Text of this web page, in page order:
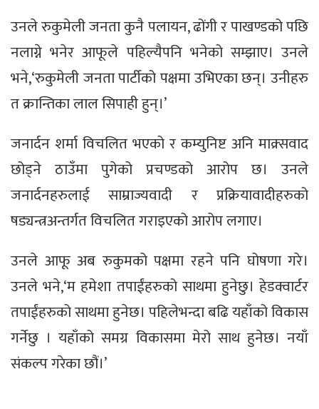
उनले रुकुमेली जनता कुनै पलायन, ढोंगी र पाखण्डको पछि
नलाग्ने भनेर आफूले पहिल्यैपनि भनेको सम्झाए। उनले
भने,‘रुकुमेली जनता पार्टीको पक्षमा उभिएका छन्। उनीहरु
त क्रान्तिका लाल सिपाही हुन्।’
जनार्दन शर्मा विचलित भएको र कम्युनिष्ट अनि माक्र्सवाद
छोड्ने ठाउँमा पुगेको प्रचण्डको आरोप छ। उनले
जनार्दनहरुलाई साम्राज्यवादी र प्रक्रियावादीहरुको
षड्यन्त्रअन्तर्गत विचलित गराइएको आरोप लगाए।
उनले आफू अब रुकुमको पक्षमा रहने पनि घोषणा गरे।
उनले भने,‘म हमेशा तपाईंहरुको साथमा हुनेछु। हेडक्वार्टर
तपाईंहरुको साथमा हुनेछ। पहिलेभन्दा बढि यहाँको विकास
गर्नेछु । यहाँको समग्र विकासमा मेरो साथ हुनेछ। नयाँ
संकल्प गरेका छौं।’